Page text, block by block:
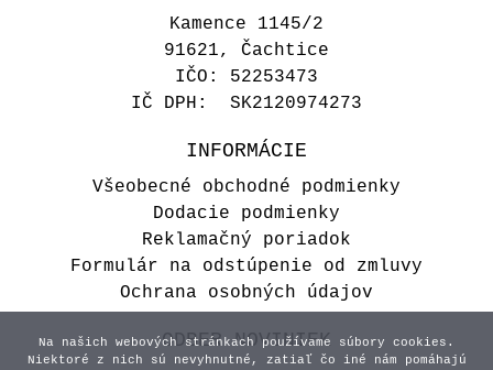
Kamence 1145/2
91621, Čachtice
IČO: 52253473
IČ DPH: SK2120974273
INFORMÁCIE
Všeobecné obchodné podmienky
Dodacie podmienky
Reklamačný poriadok
Formulár na odstúpenie od zmluvy
Ochrana osobných údajov
ODBER NOVINIEK
Na našich webových stránkach používame súbory cookies.
Niektoré z nich sú nevyhnutné, zatiaľ čo iné nám pomáhajú